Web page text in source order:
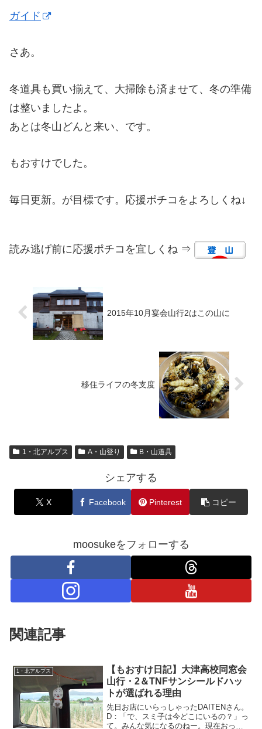
ガイド
さあ。
冬道具も買い揃えて、大掃除も済ませて、冬の準備
は整いましたよ。
あとは冬山どんと来い、です。
もおすけでした。
毎日更新。が目標です。応援ポチコをよろしくね↓
読み逃げ前に応援ポチコを宜しくね ⇒
2015年10月宴会山行2はこの山に
移住ライフの冬支度
1・北アルプス A・山登り B・山道具
シェアする
X Facebook Pinterest コピー
moosukeをフォローする
関連記事
1・北アルプス
【もおすけ日記】大津高校同窓会
山行・2＆TNFサンシールドハッ
トが選ばれる理由
先日お店にいらっしゃったDAITENさん。
D：「で、スミ子は今どこにいるの？」っ
て。みんな気になるのねー。現在おっき